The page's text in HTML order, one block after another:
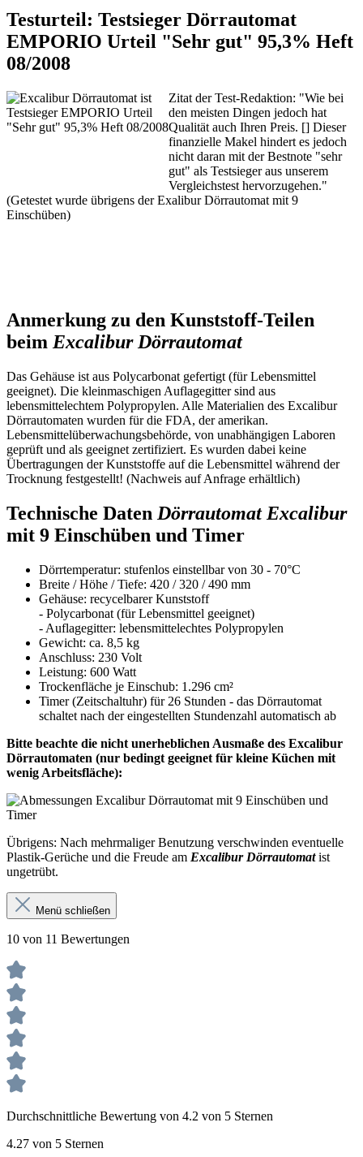
Testurteil: Testsieger Dörrautomat
EMPORIO Urteil "Sehr gut" 95,3% Heft
08/2008
Zitat der Test-Redaktion: "Wie bei
den meisten Dingen jedoch hat
Qualität auch Ihren Preis. [] Dieser
finanzielle Makel hindert es jedoch
nicht daran mit der Bestnote "sehr
gut" als Testsieger aus unserem
Vergleichstest hervorzugehen."
(Getestet wurde übrigens der Exalibur Dörrautomat mit 9
Einschüben)
Anmerkung zu den Kunststoff-Teilen
beim Excalibur Dörrautomat
Das Gehäuse ist aus Polycarbonat gefertigt (für Lebensmittel
geeignet). Die kleinmaschigen Auflagegitter sind aus
lebensmittelechtem Polypropylen. Alle Materialien des Excalibur
Dörrautomaten wurden für die FDA, der amerikan.
Lebensmittelüberwachungsbehörde, von unabhängigen Laboren
geprüft und als geeignet zertifiziert. Es wurden dabei keine
Übertragungen der Kunststoffe auf die Lebensmittel während der
Trocknung festgestellt! (Nachweis auf Anfrage erhältlich)
Technische Daten Dörrautomat Excalibur
mit 9 Einschüben und Timer
Dörrtemperatur: stufenlos einstellbar von 30 - 70°C
Breite / Höhe / Tiefe: 420 / 320 / 490 mm
Gehäuse: recycelbarer Kunststoff
- Polycarbonat (für Lebensmittel geeignet)
- Auflagegitter: lebensmittelechtes Polypropylen
Gewicht: ca. 8,5 kg
Anschluss: 230 Volt
Leistung: 600 Watt
Trockenfläche je Einschub: 1.296 cm²
Timer (Zeitschaltuhr) für 26 Stunden - das Dörrautomat
schaltet nach der eingestellten Stundenzahl automatisch ab
Bitte beachte die nicht unerheblichen Ausmaße des Excalibur
Dörrautomaten (nur bedingt geeignet für kleine Küchen mit
wenig Arbeitsfläche):
Übrigens: Nach mehrmaliger Benutzung verschwinden eventuelle
Plastik-Gerüche und die Freude am Excalibur Dörrautomatist
ungetrübt.
Menü schließen
10 von 11 Bewertungen
Durchschnittliche Bewertung von 4.2 von 5 Sternen
4.27 von 5 Sternen